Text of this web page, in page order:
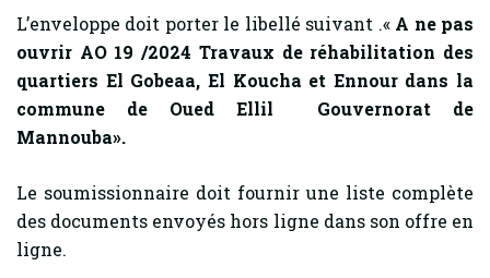
L’enveloppe doit porter le libellé suivant .« A ne pas
ouvrir AO 19 /2024 Travaux de réhabilitation des
quartiers El Gobeaa, El Koucha et Ennour dans la
commune de Oued Ellil Gouvernorat de
Mannouba».
Le soumissionnaire doit fournir une liste complète
des documents envoyés hors ligne dans son offre en
ligne.